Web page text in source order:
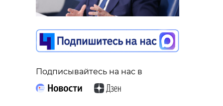
Подписывайтесь на нас в
Подписывайтесь на нас в
Подписывайтесь на нас в